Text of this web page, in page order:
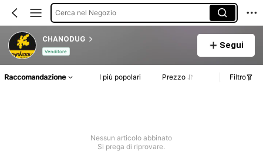
Cerca nel Negozio
CHANODUG
Venditore
Segui
Raccomandazione I più popolari Prezzo Filtro
Nessun articolo abbinato
Si prega di riprovare.